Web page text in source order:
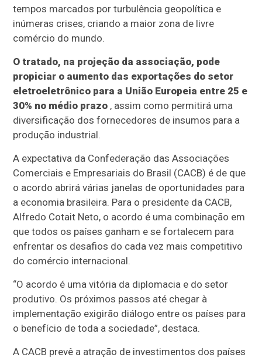
tempos marcados por turbulência geopolítica e
inúmeras crises, criando a maior zona de livre
comércio do mundo.
O tratado, na projeção da associação, pode
propiciar o aumento das exportações do setor
eletroeletrônico para a União Europeia entre 25 e
30% no médio prazo , assim como permitirá uma
diversificação dos fornecedores de insumos para a
produção industrial.
A expectativa da Confederação das Associações
Comerciais e Empresariais do Brasil (CACB) é de que
o acordo abrirá várias janelas de oportunidades para
a economia brasileira. Para o presidente da CACB,
Alfredo Cotait Neto, o acordo é uma combinação em
que todos os países ganham e se fortalecem para
enfrentar os desafios do cada vez mais competitivo
do comércio internacional.
“O acordo é uma vitória da diplomacia e do setor
produtivo. Os próximos passos até chegar à
implementação exigirão diálogo entre os países para
o benefício de toda a sociedade”, destaca.
A CACB prevê a atração de investimentos dos países